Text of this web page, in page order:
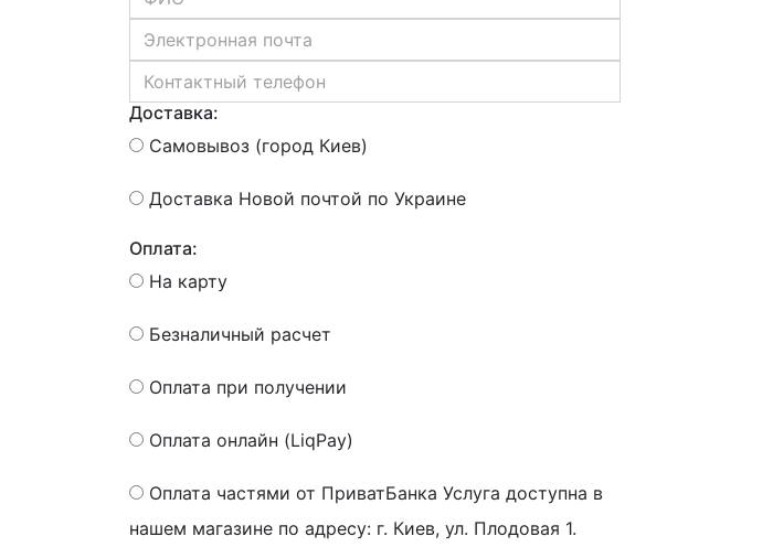
Доставка:
Самовывоз (город Киев)
Доставка Новой почтой по Украине
Оплата:
На карту
Безналичный расчет
Оплата при получении
Оплата онлайн (LiqPay)
Оплата частями от ПриватБанка Услуга доступна в
нашем магазине по адресу: г. Киев, ул. Плодовая 1.